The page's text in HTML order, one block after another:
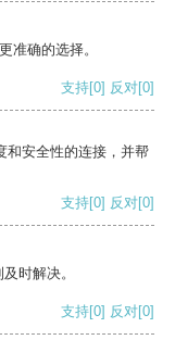
准确的选择。
支持[0] 反对[0]
和安全性的连接，并帮
支持[0] 反对[0]
时解决。
支持[0] 反对[0]